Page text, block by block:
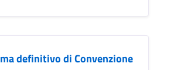
definitivo di Convenzione